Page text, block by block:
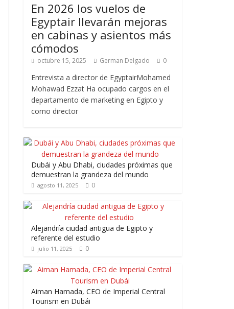
En 2026 los vuelos de
Egyptair llevarán mejoras
en cabinas y asientos más
cómodos
octubre 15, 2025 German Delgado 0
Entrevista a director de EgyptairMohamed
Mohawad Ezzat Ha ocupado cargos en el
departamento de marketing en Egipto y
como director
Dubái y Abu Dhabi, ciudades próximas que
demuestran la grandeza del mundo
agosto 11, 2025 0
Alejandría ciudad antigua de Egipto y
referente del estudio
julio 11, 2025 0
Aiman Hamada, CEO de Imperial Central
Tourism en Dubái